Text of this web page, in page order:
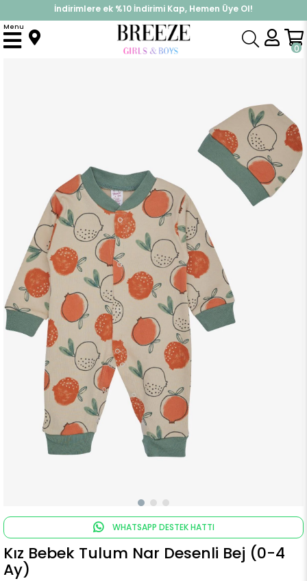
%30 Sepette Yaz İndirimi, Hemen Al!
İndirimlere ek %10 İndirimi Kap, Hemen Üye Ol!
0
Menu
Anasayfa Tulum Kız Bebek Tulum Nar Desenli Bej (0-4 Ay)
WHATSAPP DESTEK HATTI
Kız Bebek Tulum Nar Desenli Bej (0-4
Ay)